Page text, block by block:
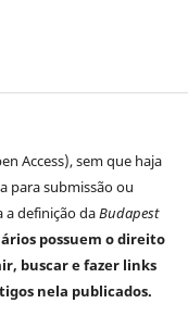
Access), sem que haja
para submissão ou
a definição daBudapest
possuem o direito
buscar e fazer links
nela publicados.